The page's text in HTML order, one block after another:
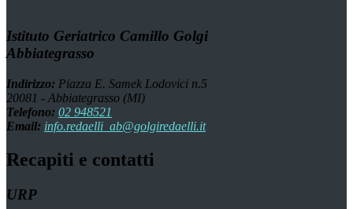
Istituto Geriatrico Camillo Golgi
Abbiategrasso
Indirizzo: Piazza E. Samek Lodovici n.5
20081 - Abbiategrasso (MI)
Telefono: 02 948521
Email: info.redaelli_ab@golgiredaelli.it
Recapiti e contatti
URP